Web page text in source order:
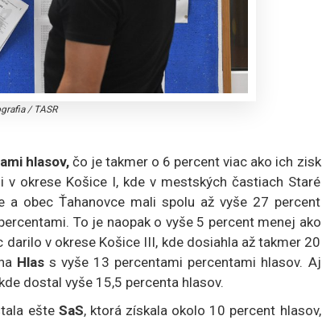
/ TASR
hlasov,čo je takmer o 6 percent viac ako ich zisk
okrese Košice I, kde v mestských častiach Staré
a obec Ťahanovce mali spolu až vyše 27 percent
To je naopak o vyše 5 percent menej ako
v okrese Košice III, kde dosiahla až takmer 20
Hlas s vyše 13 percentami percentami hlasov. Aj
dostal vyše 15,5 percenta hlasov.
ešte SaS, ktorá získala okolo 10 percent hlasov,